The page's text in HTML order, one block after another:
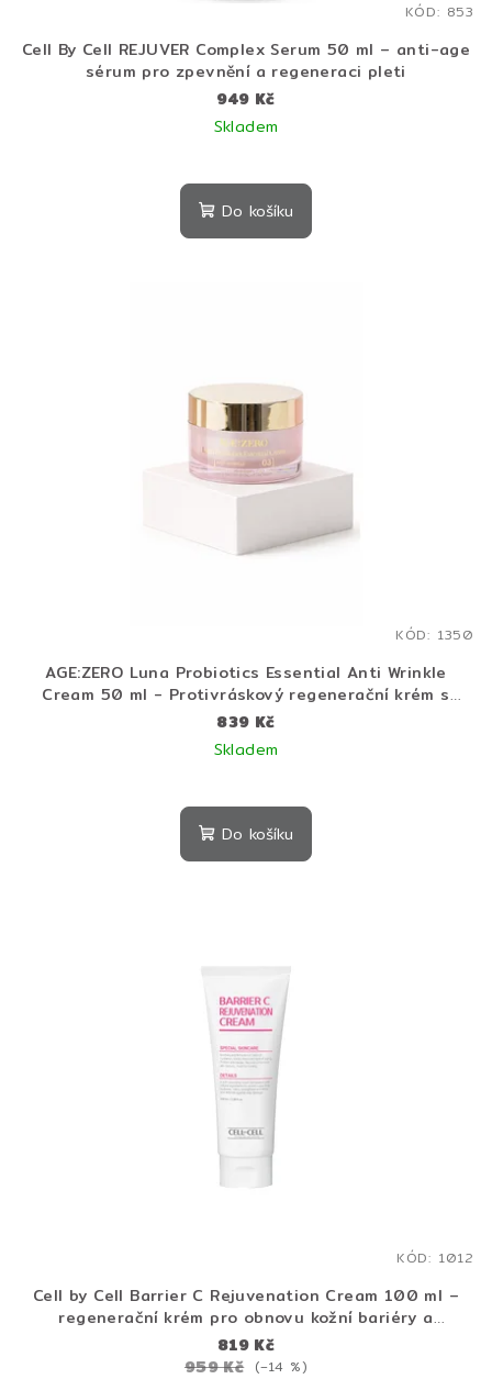
Cell By Cell REJUVER Complex Serum 50 ml – anti-age
sérum pro zpevnění a regeneraci pleti
949 Kč
Skladem
hodnocení
produktu
Do košíku
KÓD: 853
AGE:ZERO Luna Probiotics Essential Anti Wrinkle
Cream 50 ml - Protivráskový regenerační krém s
probiotiky pro hladší a pevnější pleť
839 Kč
Skladem
Do košíku
KÓD: 1350
Cell by Cell Barrier C Rejuvenation Cream 100 ml –
regenerační krém pro obnovu kožní bariéry a
intenzivní hydrataci
819 Kč
959 Kč (–14 %)
KÓD: 1012